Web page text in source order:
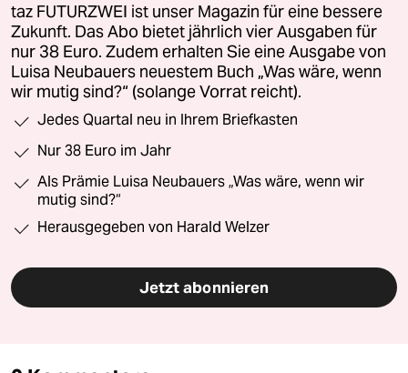
taz FUTURZWEI ist unser Magazin für eine bessere
Zukunft. Das Abo bietet jährlich vier Ausgaben für
nur 38 Euro. Zudem erhalten Sie eine Ausgabe von
Luisa Neubauers neuestem Buch „Was wäre, wenn
wir mutig sind?“ (solange Vorrat reicht).
Jedes Quartal neu in Ihrem Briefkasten
Nur 38 Euro im Jahr
Als Prämie Luisa Neubauers „Was wäre, wenn wir
mutig sind?“
Herausgegeben von Harald Welzer
Jetzt abonnieren